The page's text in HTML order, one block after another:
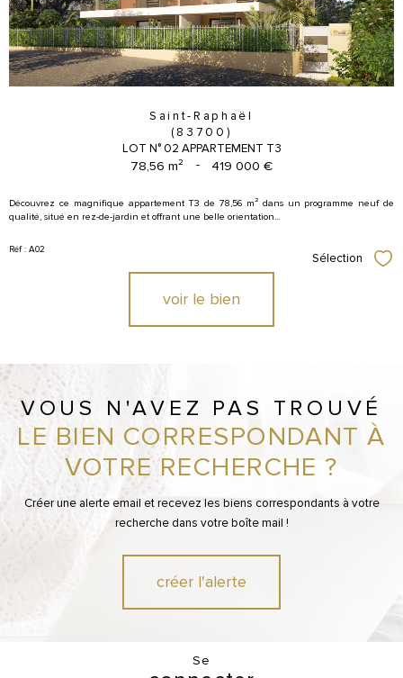
Saint-Raphaël
(83700)
LOT N° 02 APPARTEMENT T3
78,56 m² - 419 000 €
Découvrez ce magnifique appartement T3 de 78,56 m² dans un programme neuf de
qualité, situé en rez-de-jardin et offrant une belle orientation...
Réf : A02
Sélection
voir le bien
VOUS N'AVEZ PAS TROUVÉ
LE BIEN CORRESPONDANT À
VOTRE RECHERCHE ?
Créer une alerte email et recevez les biens correspondants à votre
recherche dans votre boîte mail !
créer l'alerte
Se